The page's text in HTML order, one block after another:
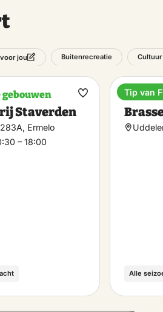
jou Buitenrecreatie Cultuur
gebouwen
Staverden
Ermelo
– 18:00
Maak
Alle
Tip van